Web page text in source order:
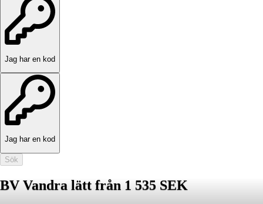
Jag har en kod
Jag har en kod
Sök
BV Vandra lätt från 1 535 SEK